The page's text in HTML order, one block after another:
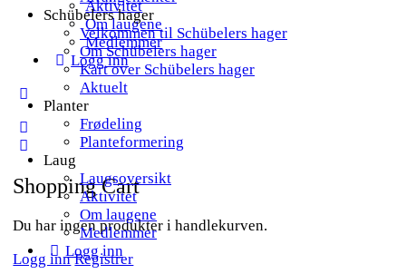
Aktivitet
Om laugene
Medlemmer
Logg inn
More
options
Shopping Cart
Du har ingen produkter i handlekurven.
Logg inn Registrer
Schübelers hager
Velkommen til Schübelers hager
Om Schübelers hager
Kart over Schübelers hager
Aktuelt
Planter
Frødeling
Planteformering
Laug
Laugsoversikt
Aktivitet
Om laugene
Medlemmer
Logg inn